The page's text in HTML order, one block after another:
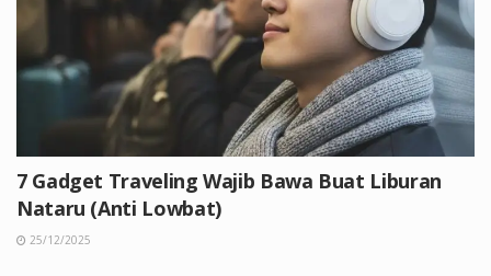
7 Gadget Traveling Wajib Bawa Buat Liburan
Nataru (Anti Lowbat)
25/12/2025